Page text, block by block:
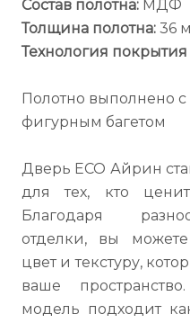
Состав полотна: МДФ
Толщина полотна: 36
Технология
Полотно выполнено
фигурным багетом
Дверь ECO Айрин
для тех, кто
Благодаря
отделки, вы
цвет и текстуру,
ваше
модель подходит